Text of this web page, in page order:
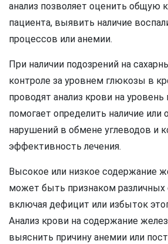
анализ позволяет оценить общую
пациента, выявить наличие
процессов или анемии.
При наличии подозрений на
контроле за уровнем глюкозы в
проводят анализ крови на
помогает определить наличие или
нарушений в обмене углеводов и
эффективность лечения.
Высокое или низкое содержание
может быть признаком различных
включая дефицит или избыток
Анализ крови на содержание
выяснить причину анемии или